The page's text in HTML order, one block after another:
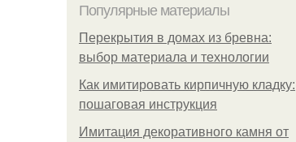
Популярные материалы
Перекрытия в домах из бревна:
выбор материала и технологии
Как имитировать кирпичную кладку:
пошаговая инструкция
Имитация декоративного камня от